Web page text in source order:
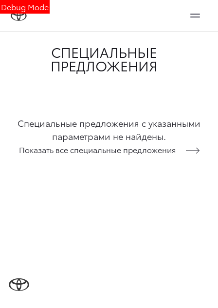
Debug Mode
СПЕЦИАЛЬНЫЕ
ПРЕДЛОЖЕНИЯ
Специальные предложения с указанными
параметрами не найдены.
Показать все специальные предложения